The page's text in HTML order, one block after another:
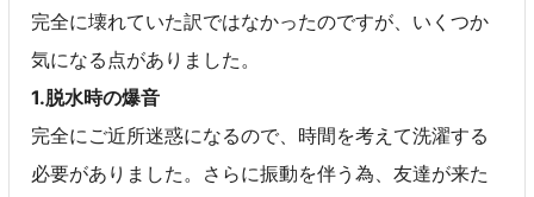
完全に壊れていた訳ではなかったのですが、いくつか
気になる点がありました。
1.脱水時の爆音
完全にご近所迷惑になるので、時間を考えて洗濯する
必要がありました。さらに振動を伴う為、友達が来た